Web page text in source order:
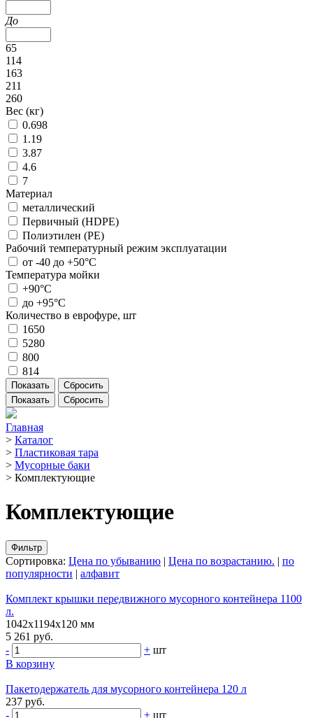
До
65
114
163
211
260
Вес (кг)
0.698
1.19
3.87
4.6
7
Материал
металлический
Первичный (HDPE)
Полиэтилен (PE)
Рабочий температурный режим эксплуатации
от -40 до +50°С
Температура мойки
+90°С
до +95°С
Количество в еврофуре, шт
1650
5280
800
814
Показать Сбросить
Главная
> Каталог
> Пластиковая тара
> Мусорные баки
> Комплектующие
Комплектующие
Фильтр
Сортировка: Цена по убыванию | Цена по возрастанию. | по
популярности | алфавит
Комплект крышки передвижного мусорного контейнера 1100
л.
1042х1194х120 мм
5 261 руб.
-
+ шт
В корзину
Пакетодержатель для мусорного контейнера 120 л
237 руб.
-
+ шт